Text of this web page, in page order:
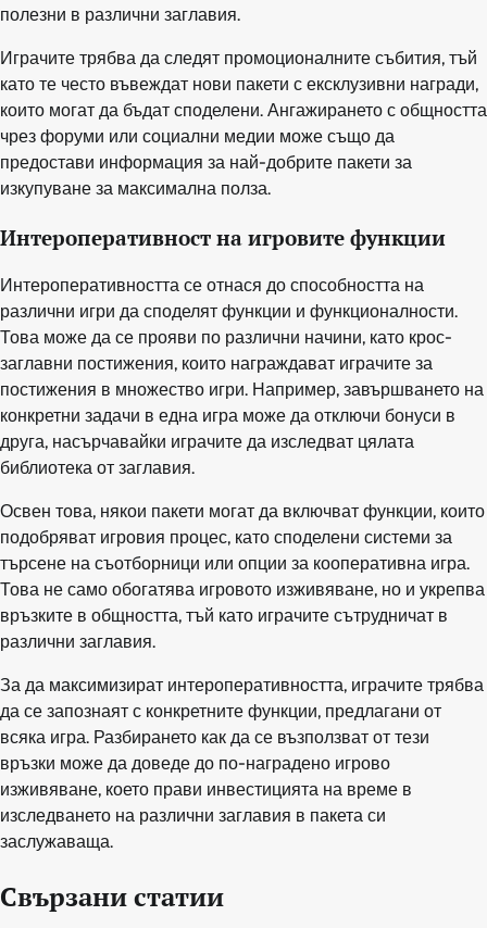
полезни в различни заглавия.
Играчите трябва да следят промоционалните събития, тъй
като те често въвеждат нови пакети с ексклузивни награди,
които могат да бъдат споделени. Ангажирането с общността
чрез форуми или социални медии може също да
предостави информация за най-добрите пакети за
изкупуване за максимална полза.
Интероперативност на игровите функции
Интероперативността се отнася до способността на
различни игри да споделят функции и функционалности.
Това може да се прояви по различни начини, като крос-
заглавни постижения, които награждават играчите за
постижения в множество игри. Например, завършването на
конкретни задачи в една игра може да отключи бонуси в
друга, насърчавайки играчите да изследват цялата
библиотека от заглавия.
Освен това, някои пакети могат да включват функции, които
подобряват игровия процес, като споделени системи за
търсене на съотборници или опции за кооперативна игра.
Това не само обогатява игровото изживяване, но и укрепва
връзките в общността, тъй като играчите сътрудничат в
различни заглавия.
За да максимизират интероперативността, играчите трябва
да се запознаят с конкретните функции, предлагани от
всяка игра. Разбирането как да се възползват от тези
връзки може да доведе до по-наградено игрово
изживяване, което прави инвестицията на време в
изследването на различни заглавия в пакета си
заслужаваща.
Свързани статии